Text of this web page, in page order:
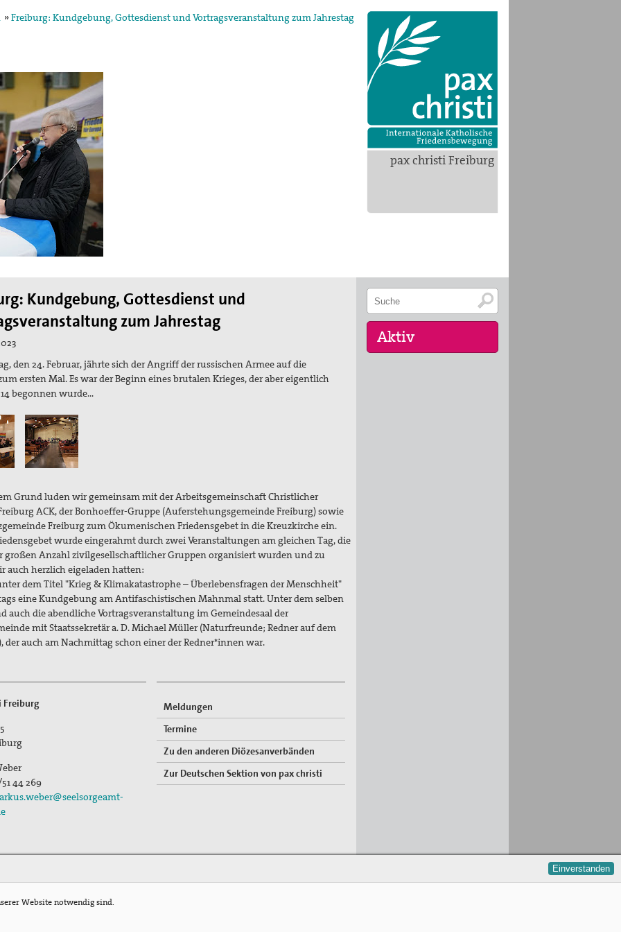
pax christi Freiburg
»Freiburg: Kundgebung, Gottesdienst und Vortragsveranstaltung zum Jahrestag
in der
und arbeitet in
Konzils.
des weltweiten
des II. Weltkrieges,
die Hand
Kundgebung, Gottesdienst und
zum Jahrestag
den 24. Februar, jährte sich der Angriff der russischen Armee auf die
ersten Mal. Es war der Beginn eines brutalen Krieges, der aber eigentlich
begonnen wurde...
Grund luden wir gemeinsam mit der Arbeitsgemeinschaft Christlicher
ACK, der Bonhoeffer-Gruppe (Auferstehungsgemeinde Freiburg) sowie
Freiburg zum Ökumenischen Friedensgebet in die Kreuzkirche ein.
wurde eingerahmt durch zwei Veranstaltungen am gleichen Tag, die
großen Anzahl zivilgesellschaftlicher Gruppen organisiert wurden und zu
auch herzlich eigeladen hatten:
dem Titel "Krieg & Klimakatastrophe – Überlebensfragen der Menschheit"
eine Kundgebung am Antifaschistischen Mahnmal statt. Unter dem selben
auch die abendliche Vortragsveranstaltung im Gemeindesaal der
mit Staatssekretär a. D. Michael Müller (Naturfreunde; Redner auf dem
der auch am Nachmittag schon einer der Redner*innen war.
Freiburg
44 269
Meldungen
Termine
Zu den anderen Diözesanverbänden
Zur Deutschen Sektion von pax christi
Einverstanden
Website notwendig sind.